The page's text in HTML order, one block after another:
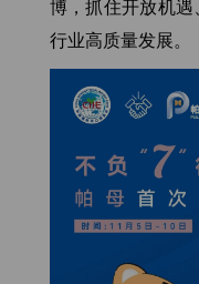
博，抓住开放机
行业高质量发展。